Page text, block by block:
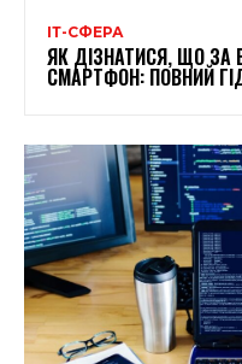
ІТ-СФЕРА
ЯК ДІЗНАТИСЯ, ЩО ЗА
СМАРТФОН: ПОВНИЙ